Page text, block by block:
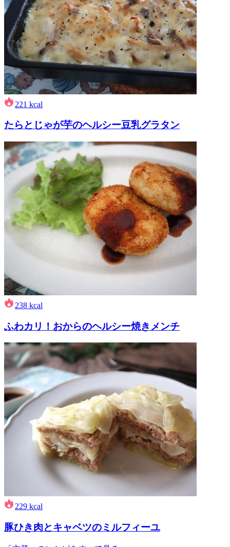
221 kcal
たらとじゃが芋のヘルシー豆乳グラタン
238 kcal
ふわカリ！おからのヘルシー焼きメンチ
229 kcal
豚ひき肉とキャベツのミルフィーユ